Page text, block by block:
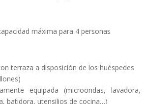
máxima para 4 personas
terraza a disposición de los huéspedes
equipada (microondas, lavadora,
batidora, utensilios de cocina…)